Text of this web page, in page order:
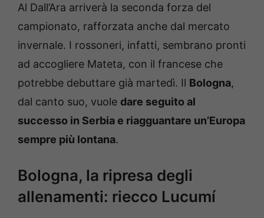
Al Dall’Ara arriverà la seconda forza del
campionato, rafforzata anche dal mercato
invernale. I rossoneri, infatti, sembrano pronti
ad accogliere Mateta, con il francese che
potrebbe debuttare già martedì. Il Bologna,
dal canto suo, vuole dare seguito al
successo in Serbia e riagguantare un’Europa
sempre più lontana.
Bologna, la ripresa degli
allenamenti: riecco Lucumí